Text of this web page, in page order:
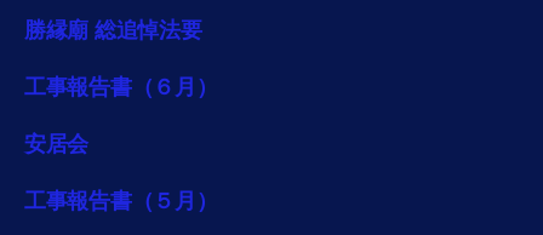
ー
ジ
送
り
勝縁廟 総追悼法要
工事報告書（６月）
安居会
工事報告書（５月）